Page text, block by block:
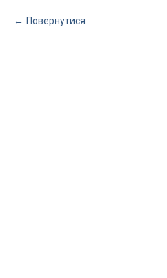
Повернутися